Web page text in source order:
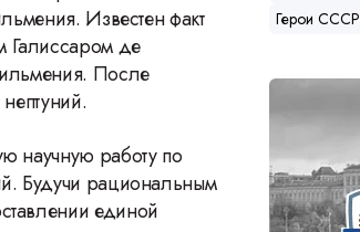
Известен факт
де
После
научную работу по
Будучи рациональным
единой
Герои СССР